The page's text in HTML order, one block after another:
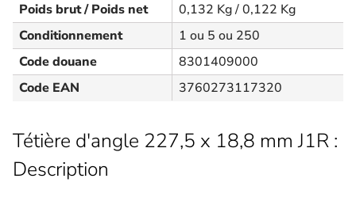
Poids brut / Poids net
0,132 Kg / 0,122 Kg
Conditionnement
1 ou 5 ou 250
Code douane
8301409000
Code EAN
3760273117320
Tétière d'angle 227,5 x 18,8 mm J1R :
Description